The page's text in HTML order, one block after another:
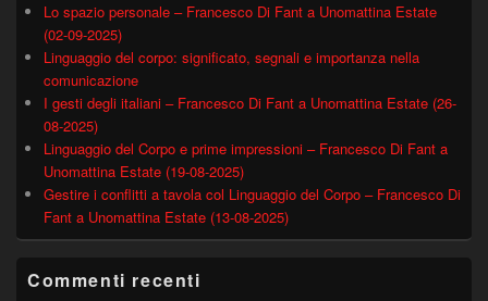
Lo spazio personale – Francesco Di Fant a Unomattina Estate
(02-09-2025)
Linguaggio del corpo: significato, segnali e importanza nella
comunicazione
I gesti degli italiani – Francesco Di Fant a Unomattina Estate (26-
08-2025)
Linguaggio del Corpo e prime impressioni – Francesco Di Fant a
Unomattina Estate (19-08-2025)
Gestire i conflitti a tavola col Linguaggio del Corpo – Francesco Di
Fant a Unomattina Estate (13-08-2025)
Commenti recenti